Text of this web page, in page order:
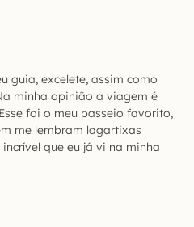
guia, excelete, assim como
minha opinião a viagem é
foi o meu passeio favorito,
me lembram lagartixas
que eu já vi na minha